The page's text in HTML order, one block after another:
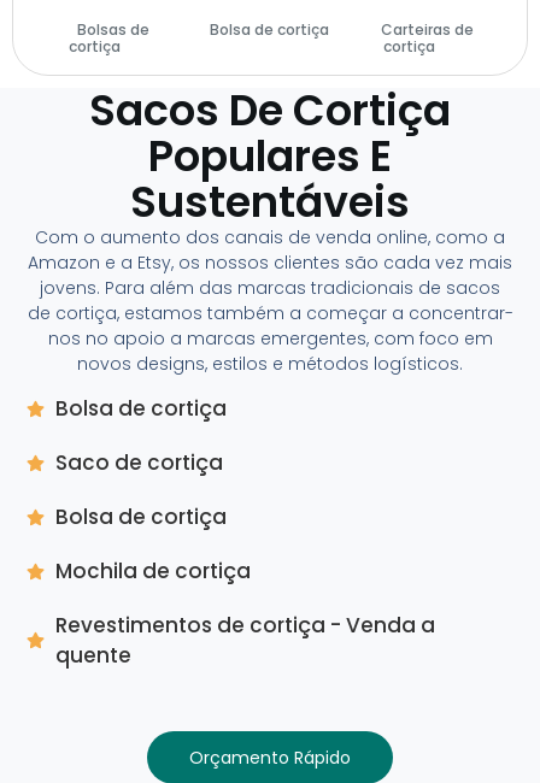
Bolsas de
cortiça
Bolsa de cortiça
Carteiras de
cortiça
Sacos De Cortiça
Populares E
Sustentáveis
Com o aumento dos canais de venda online, como a
Amazon e a Etsy, os nossos clientes são cada vez mais
jovens. Para além das marcas tradicionais de sacos
de cortiça, estamos também a começar a concentrar-
nos no apoio a marcas emergentes, com foco em
novos designs, estilos e métodos logísticos.
Bolsa de cortiça
Saco de cortiça
Bolsa de cortiça
Mochila de cortiça
Revestimentos de cortiça - Venda a
quente
Orçamento Rápido